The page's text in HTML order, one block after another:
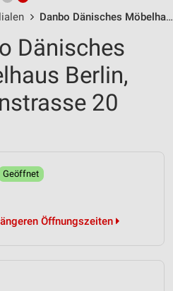
Danbo Dänisches Möbelhaus Berlin / Alboinstrasse 20 - Öffnungszeiten & Adresse
Dänisches
Berlin,
20
Geöffnet
Öffnungszeiten